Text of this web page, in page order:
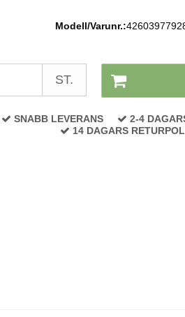
Modell/Varunr.:
ST.
SNABB LEVERANS
2-4
14 DAGARS